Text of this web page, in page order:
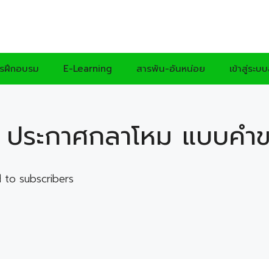
ฝึกอบรม E-Learning สารพัน-อันหน่อย เข้าสู่ระบ
ระกาศกลาโหม แบบค
subscribers